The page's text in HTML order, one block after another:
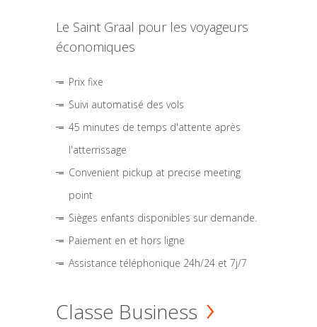
Le Saint Graal pour les voyageurs
économiques
Prix fixe
Suivi automatisé des vols
45 minutes de temps d'attente après
l'atterrissage
Convenient pickup at precise meeting
point
Sièges enfants disponibles sur demande.
Paiement en et hors ligne
Assistance téléphonique 24h/24 et 7j/7
Classe Business